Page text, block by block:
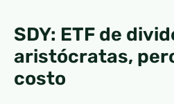
SDY: ETF de
aristócratas,
costo